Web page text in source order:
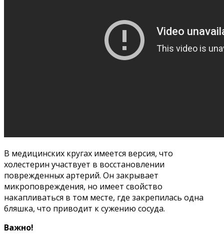
В медицинских кругах имеется версия, что
холестерин участвует в восстановлении
поврежденных артерий. Он закрывает
микроповреждения, но имеет свойство
накапливаться в том месте, где закрепилась одна
бляшка, что приводит к сужению сосуда.
Важно!